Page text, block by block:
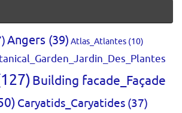
Angers (39) Atlas_Atlantes (10)
Building facade_Façade
Caryatids_Caryatides (37)